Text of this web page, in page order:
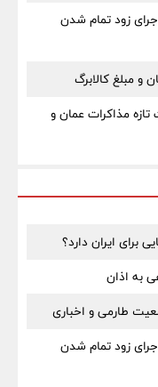
زود تمام شدن
مذاکرات عمان و
برای ایران دارد؟
به اذان
طارمی و اخباری
زود تمام شدن